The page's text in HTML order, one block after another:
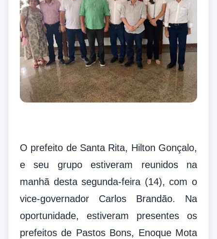
O prefeito de Santa Rita, Hilton Gonçalo,
e seu grupo estiveram reunidos na
manhã desta segunda-feira (14), com o
vice-governador Carlos Brandão. Na
oportunidade, estiveram presentes os
prefeitos de Pastos Bons, Enoque Mota